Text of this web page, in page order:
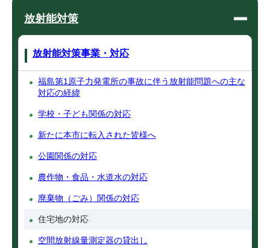
放射能対策
放射能対策事業・対応
福島第1原子力発電所の事故に伴う放射能問題への主な
対応の経緯
学校・子ども関係の対応
新たに本市に転入された皆様へ
公園関係の対応
農作物・食品・水道水の対応
廃棄物（ごみ）関係の対応
住宅地の対応
空間放射線量測定器の貸出し